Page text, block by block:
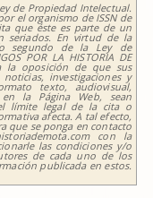
de Propiedad Intelectual.
el organismo de ISSN de
que éste es parte de un
seriados. En virtud de la
segundo de la Ley de
POR LA HISTORIA DE
la oposición de que sus
investigaciones y
texto, audiovisual,
la Página Web, sean
límite legal de la cita o
afecta. A tal efecto,
que se ponga en contacto
con la
las condiciones y/o
de cada uno de los
publicada en estos.